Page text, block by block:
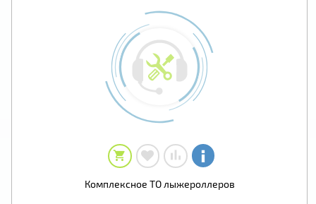
Комплексное ТО лыжероллеров